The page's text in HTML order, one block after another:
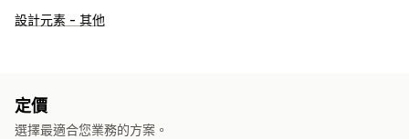
自訂
秋季
情人節
冬季 促銷 自訂活動
設計元素 - 其他
定價
選擇最適合您業務的方案。